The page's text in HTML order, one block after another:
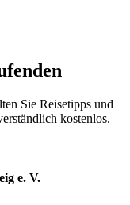
Sie Reisetipps und
kostenlos.
e. V.